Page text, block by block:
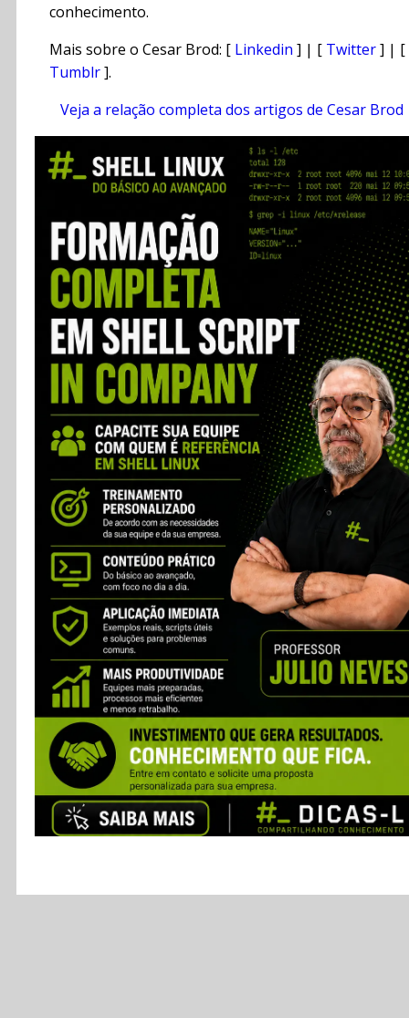
conhecimento.
Mais sobre o Cesar Brod: [ Linkedin ] | [ Twitter] | [
Tumblr].
Veja a relação completa dos artigos de Cesar Brod